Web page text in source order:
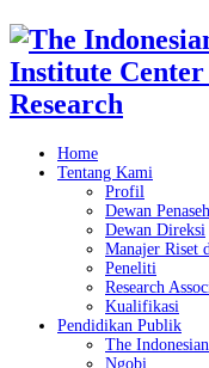
Institute
Research
Home
Tentang Kami
Profil
Dewan
Dewan Direksi
Manajer Riset
Peneliti
Research
Kualifikasi
Pendidikan Publik
The
Ngobi